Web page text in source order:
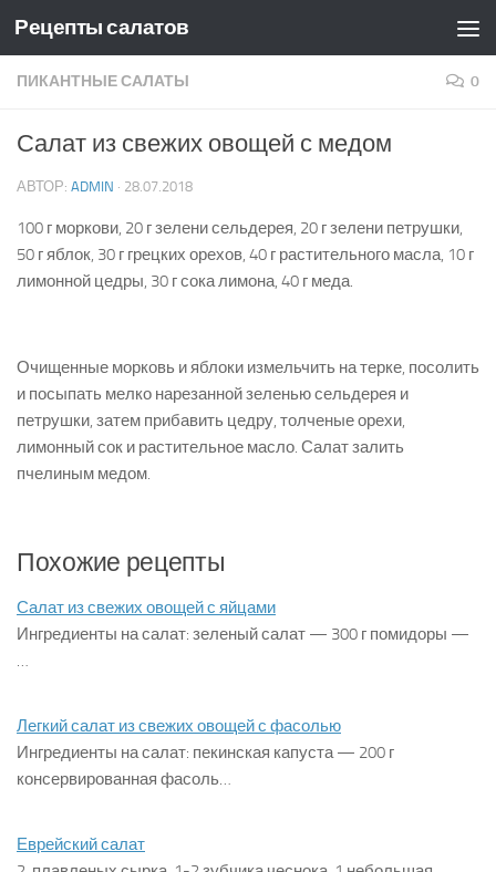
Skip to content
Рецепты салатов
ПИКАНТНЫЕ САЛАТЫ 0
Салат из свежих овощей с медом
АВТОР: ADMIN · 28.07.2018
100 г моркови, 20 г зелени сельдерея, 20 г зелени петрушки,
50 г яблок, 30 г грецких орехов, 40 г растительного масла, 10 г
лимонной цедры, 30 г сока лимона, 40 г меда.
Очищенные морковь и яблоки измельчить на терке, посолить
и посыпать мелко нарезанной зеленью сельдерея и
петрушки, затем прибавить цедру, толченые орехи,
лимонный сок и растительное масло. Салат залить
пчелиным медом.
Похожие рецепты
Салат из свежих овощей с яйцами
Ингредиенты на салат: зеленый салат — 300 г помидоры —
…
Легкий салат из свежих овощей с фасолью
Ингредиенты на салат: пекинская капуста — 200 г
консервированная фасоль…
Еврейский салат